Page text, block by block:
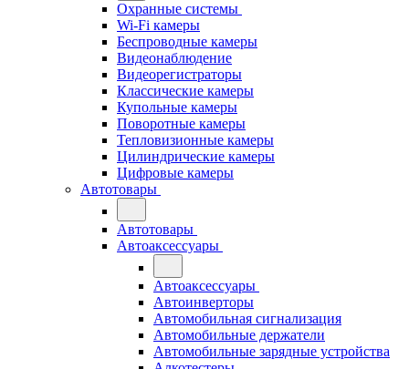
Охранные системы
Wi-Fi камеры
Беспроводные камеры
Видеонаблюдение
Видеорегистраторы
Классические камеры
Купольные камеры
Поворотные камеры
Тепловизионные камеры
Цилиндрические камеры
Цифровые камеры
Автотовары
Автотовары
Автоаксессуары
Автоаксессуары
Автоинверторы
Автомобильная сигнализация
Автомобильные держатели
Автомобильные зарядные устройства